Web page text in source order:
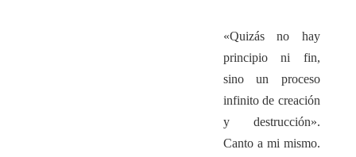
«Quizás no hay
principio ni fin,
sino un proceso
infinito de creación
y destrucción».
Canto a mi mismo.